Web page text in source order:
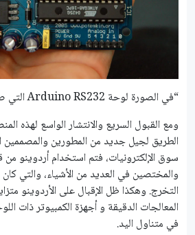
“في الصورة لوحة Arduino RS232 التي صدرت في 2005”
ومع القبول السريع والانتشار الواسع لهذه
الطريق لجيل جديد من المطورين
سوق الإلكترونيات، فتم استخدام أردوينو من
والمختصين في العديد من الأشياء، والتي
التخرج. وهكذا ظل الإقبال على الأردوينو
المعالجات الدقيقة و أجهزة الكمبيوتر ذات
في متناول اليد.